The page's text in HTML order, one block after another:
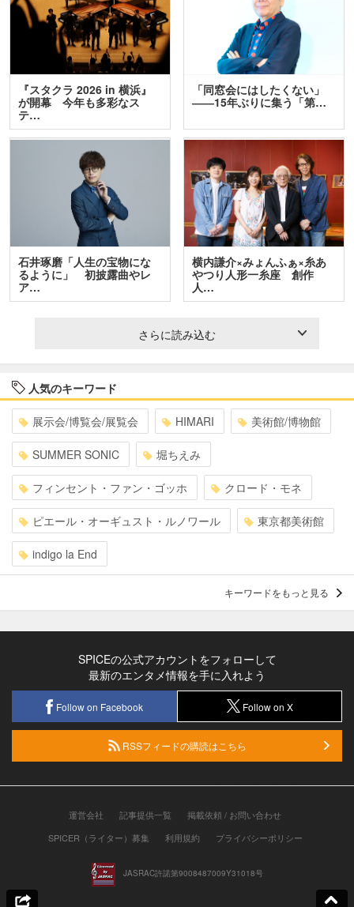
『スタクラ 2026 in 横浜』
が開幕 今年も多彩なス
テ…
「同窓会にはしたくない」
――15年ぶりに集う「第…
石井琢磨「人生の宝物にな
るように」 初披露曲やレ
ア…
横内謙介×みょんふぁ×糸あ
やつり人形一糸座 創作
人…
さらに読み込む
人気のキーワード
展示会/博覧会/展覧会 HIMARI 美術館/博物館
SUMMER SONIC 堀ちえみ
フィンセント・ファン・ゴッホ クロード・モネ
ピエール・オーギュスト・ルノワール 東京都美術館
indigo la End
キーワードをもっと見る
SPICEの公式アカウントをフォローして
最新のエンタメ情報を手に入れよう
Follow on Facebook Follow on X
RSSフィードの購読はこちら
運営会社 記事提供一覧
掲載依頼 / お問い合わせ
SPICER（ライター）募集
利用規約 プライバシーポリシー
JASRAC許諾第9008487009Y31018号